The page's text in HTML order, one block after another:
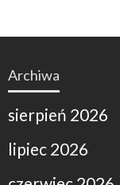
Archiwa
sierpień 2026
lipiec 2026